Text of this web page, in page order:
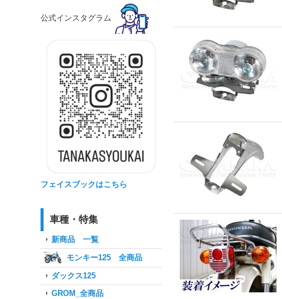
公式インスタグラム
フェイスブックはこちら
車種・特集
新商品 一覧
モンキー125 全商品
ダックス125
GROM_全商品